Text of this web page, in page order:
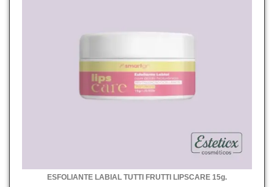
ESFOLIANTE LABIAL TUTTI FRUTTI LIPSCARE 15g.